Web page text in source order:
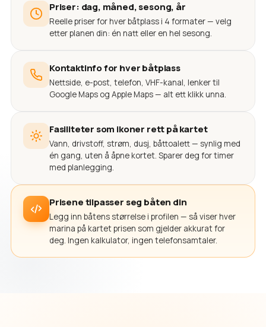
Priser: dag, måned, sesong, år
Reelle priser for hver båtplass i 4 formater — velg
etter planen din: én natt eller en hel sesong.
Kontaktinfo for hver båtplass
Nettside, e-post, telefon, VHF-kanal, lenker til
Google Maps og Apple Maps — alt ett klikk unna.
Fasiliteter som ikoner rett på kartet
Vann, drivstoff, strøm, dusj, båttoalett — synlig med
én gang, uten å åpne kortet. Sparer deg for timer
med planlegging.
Prisene tilpasser seg båten din
Legg inn båtens størrelse i profilen — så viser hver
marina på kartet prisen som gjelder akkurat for
deg. Ingen kalkulator, ingen telefonsamtaler.